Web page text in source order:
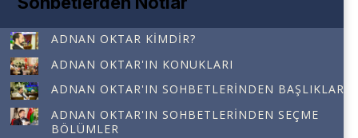
ADNAN OKTAR KIMDIR?
ADNAN OKTAR'IN KONUKLARI
ADNAN OKTAR'IN SOHBETLERINDEN BAŞLIKLAR
ADNAN OKTAR'IN SOHBETLERINDEN SEÇME
BÖLÜMLER